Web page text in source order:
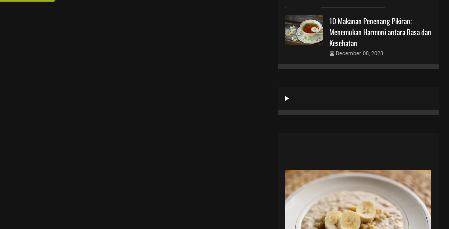
10 Makanan Penenang Pikiran:
Menemukan Harmoni antara Rasa dan
Kesehatan
December 08, 2023